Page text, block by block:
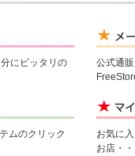
にピッタリの
公式通
ムのクリック
お気に
お店・